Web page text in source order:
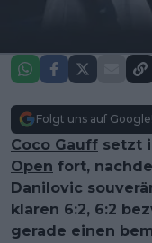
Folgt uns auf Google!
Coco Gauff setzt
Open fort,
Danilovic
klaren 6:2, 6:2
gerade einen